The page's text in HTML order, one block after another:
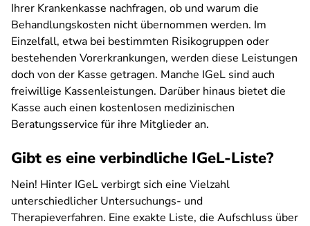
Ihrer Krankenkasse nachfragen, ob und warum die
Behandlungskosten nicht übernommen werden. Im
Einzelfall, etwa bei bestimmten Risikogruppen oder
bestehenden Vorerkrankungen, werden diese Leistungen
doch von der Kasse getragen. Manche IGeL sind auch
freiwillige Kassenleistungen. Darüber hinaus bietet die
Kasse auch einen kostenlosen medizinischen
Beratungsservice für ihre Mitglieder an.
Gibt es eine verbindliche IGeL-Liste?
Nein! Hinter IGeL verbirgt sich eine Vielzahl
unterschiedlicher Untersuchungs- und
Therapieverfahren. Eine exakte Liste, die Aufschluss über